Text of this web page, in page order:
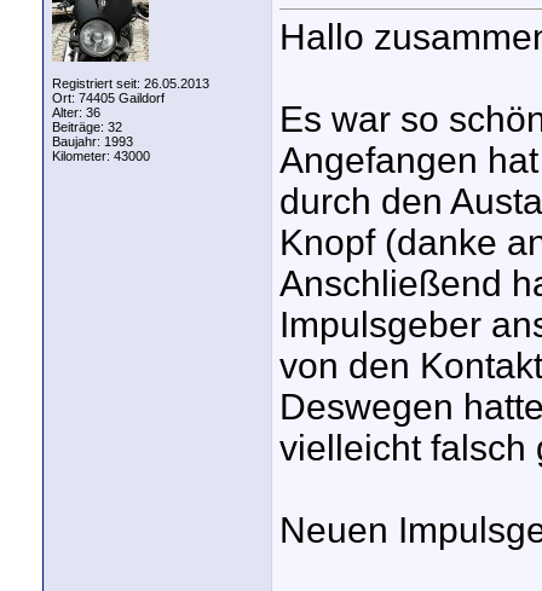
Registriert seit: 26.05.2013
Ort: 74405 Gaildorf
Alter: 36
Beiträge: 32
Baujahr: 1993
Kilometer: 43000
Hallo
Es war so
Angefangen
durch den
Knopf (danke
Anschließend
Impulsgeber
von den
Deswegen
vielleicht falsch
Neuen